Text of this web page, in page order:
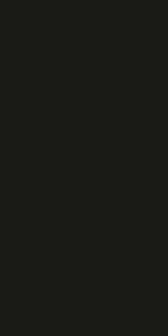
de doação de sangue no
de Botafogo trocar